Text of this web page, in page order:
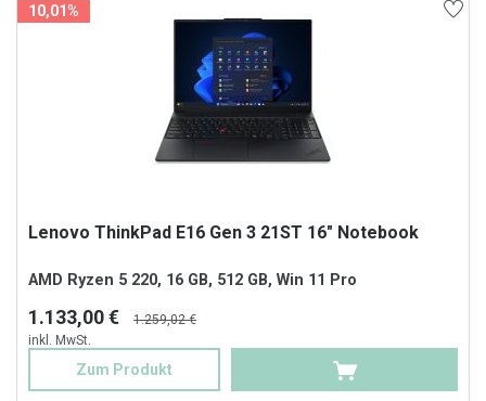
10,01%
Lenovo ThinkPad E16 Gen 3 21ST 16" Notebook
AMD Ryzen 5 220, 16 GB, 512 GB, Win 11 Pro
1.133,00 €
1.259,02 €
inkl. MwSt.
Zum Produkt